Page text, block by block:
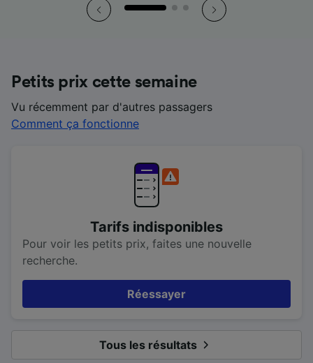
Petits prix cette semaine
Vu récemment par d'autres passagers
Comment ça fonctionne
Tarifs indisponibles
Pour voir les petits prix, faites une nouvelle
recherche.
Réessayer
Tous les résultats